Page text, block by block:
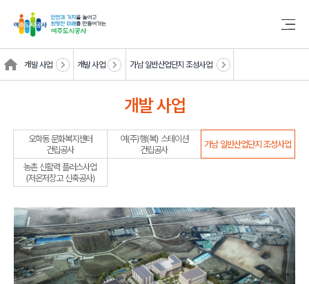
개발 사업 개발 사업 가남 일반산업단지 조성사업
개발 사업
오학동 문화복지센터
건립공사
여(주)행(복) 스테이션
건립공사
가남 일반산업단지 조성사업
농촌 신활력 플러스사업
(저온저장고 신축공사)